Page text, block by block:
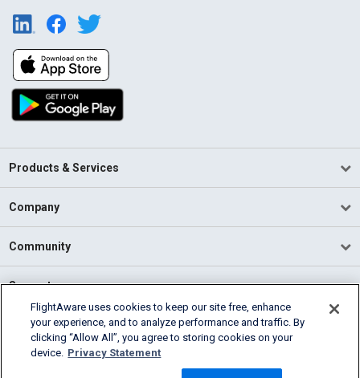
Products & Services
Company
Community
Support
English (USA)
2026 FlightAware
Cookie Settings
FlightAware uses cookies to keep our site free, enhance
your experience, and to analyze performance and traffic. By
clicking “Allow All”, you agree to storing cookies on your
device. Privacy Statement